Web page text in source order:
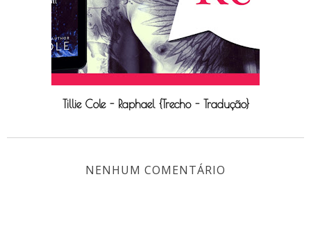
Tillie Cole - Raphael {Trecho - Tradução}
NENHUM COMENTÁRIO